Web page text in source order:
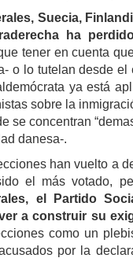
Suecia,
ha
tener en cuenta
o lo tutelan desde
ya está
sobre la
se concentran
danesa-.
han vuelto a
el más votado,
el Partido
a construir su
como un
por la